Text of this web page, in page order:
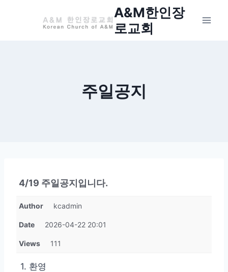
A&M한인장
로교회
주일공지
4/19 주일공지입니다.
Author kcadmin
Date 2026-04-22 20:01
Views 111
1. 환영